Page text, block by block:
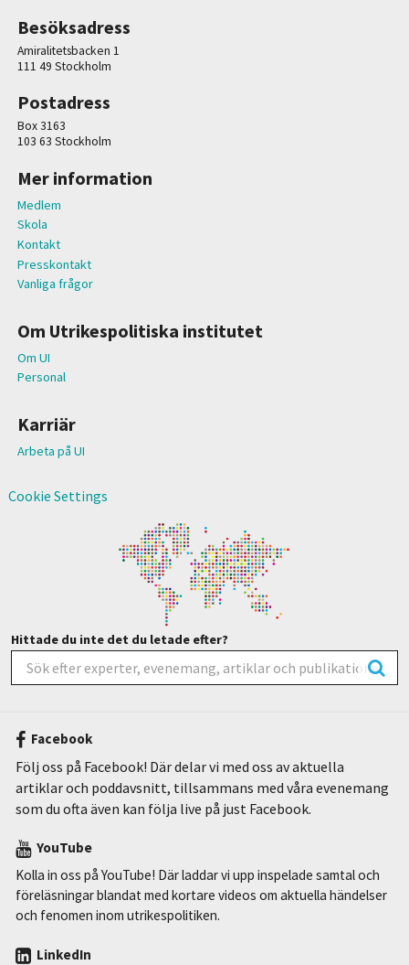
Besöksadress
Amiralitetsbacken 1
111 49 Stockholm
Postadress
Box 3163
103 63 Stockholm
Mer information
Medlem
Skola
Kontakt
Presskontakt
Vanliga frågor
Om Utrikespolitiska institutet
Om UI
Personal
Karriär
Arbeta på UI
Cookie Settings
Hittade du inte det du letade efter?
Facebook
Följ oss på Facebook! Där delar vi med oss av aktuella
artiklar och poddavsnitt, tillsammans med våra evenemang
som du ofta även kan följa live på just Facebook.
YouTube
Kolla in oss på YouTube! Där laddar vi upp inspelade samtal och
föreläsningar blandat med kortare videos om aktuella händelser
och fenomen inom utrikespolitiken.
LinkedIn